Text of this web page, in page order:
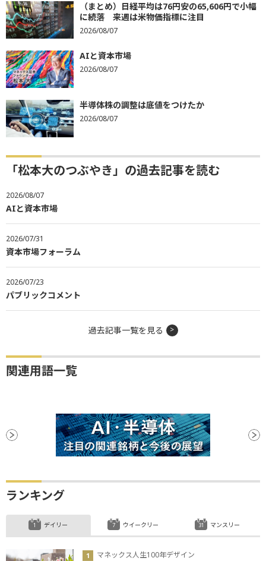
（まとめ）日経平均は76円安の65,606円で小幅
に続落 来週は米物価指標に注目
2026/08/07
AIと資本市場
2026/08/07
半導体株の調整は底値をつけたか
2026/08/07
「松本大のつぶやき」の過去記事を読む
2026/08/07
AIと資本市場
2026/07/31
資本市場フォーラム
2026/07/23
パブリックコメント
過去記事一覧を見る
関連用語一覧
ランキング
デイリー
マネックス人生100年デザイン
ウイークリー マンスリー